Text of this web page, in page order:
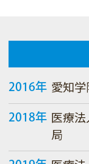
2016年 愛知
2018年 医療
局